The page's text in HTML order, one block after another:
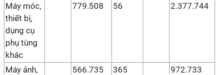
Máy móc,
thiết bị,
dụng cụ
phụ tùng
khác
779.508 56 2.377.744
Máy ảnh,
566.735 365 972.733